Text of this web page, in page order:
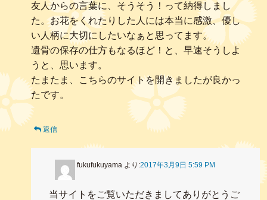
友人からの言葉に、そうそう！って納得しまし
た。お花をくれたりした人には本当に感激、優し
い人柄に大切にしたいなぁと思ってます。
遺骨の保存の仕方もなるほど！と、早速そうしよ
うと、思います。
たまたま、こちらのサイトを開きましたが良かっ
たです。
返信
fukufukuyama より:2017年3月9日 5:59 PM
当サイトをご覧いただきましてありがとうご